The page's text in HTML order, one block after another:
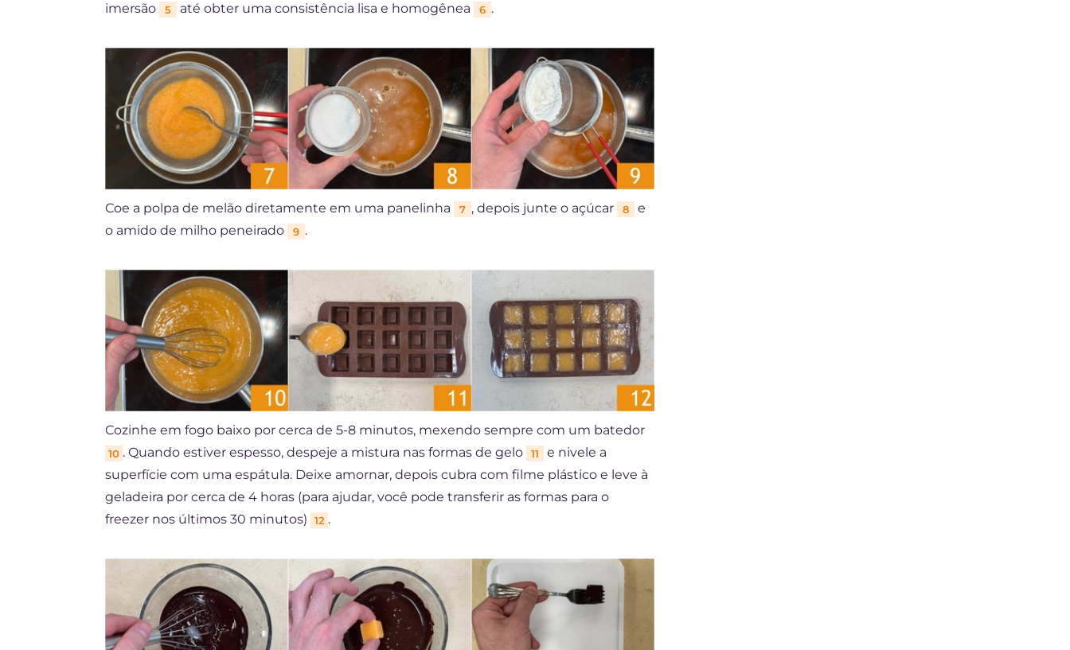
imersão
5 até obter uma consistência lisa e homogênea 6 .
Coe a polpa de melão diretamente em uma panelinha 7 , depois junte o açúcar 8
e
o amido de milho peneirado
9 .
Cozinhe em fogo baixo por cerca de 5-8 minutos, mexendo sempre com um batedor
10 . Quando estiver espesso, despeje a mistura nas formas de gelo 11
e nivele a
superfície com uma espátula. Deixe amornar, depois cubra com filme plástico e leve à
geladeira por cerca de 4 horas (para ajudar, você pode transferir as formas para o
freezer nos últimos 30 minutos)
12 .